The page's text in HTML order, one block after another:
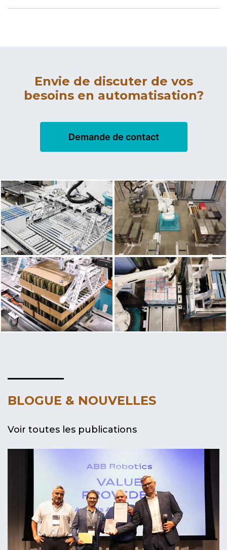
Envie de discuter de vos
besoins en automatisation?
Demande de contact
BLOGUE & NOUVELLES
Voir toutes les publications